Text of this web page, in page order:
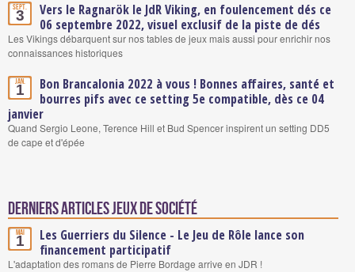
Sept.
3
Vers le Ragnarök le JdR Viking, en foulencement dés ce
06 septembre 2022, visuel exclusif de la piste de dés
Les Vikings débarquent sur nos tables de jeux mais aussi pour enrichir nos
connaissances historiques
Jan.
1
Bon Brancalonia 2022 à vous ! Bonnes affaires, santé et
bourres pifs avec ce setting 5e compatible, dès ce 04
janvier
Quand Sergio Leone, Terence Hill et Bud Spencer inspirent un setting DD5
de cape et d'épée
Derniers articles Jeux de société
Mai
1
Les Guerriers du Silence - Le Jeu de Rôle lance son
financement participatif
L'adaptation des romans de Pierre Bordage arrive en JDR !